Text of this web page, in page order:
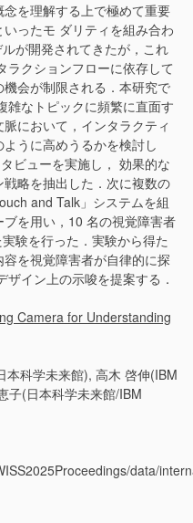
を理解する上で極めて重要
ったモ ダリティを組み合わ
が開発されてきたが，これ
ラクションフローに依存して
会が制限される．本研究で
雑なトピックに頻繁に直面す
において，インタラクティ
うに高めうるかを検討し
ビューを実施し， 効果的な
略を抽出した．次に複数の
and Talk」システムを組
を用い，10 名の視覚障害者
験を行った．実験から得た
を視覚障害者が自律的に探
イン上の示唆を提案する．
Camera for Understanding
本科学未来館), 高木 啓伸(IBM
子(日本科学未来館/IBM
data/